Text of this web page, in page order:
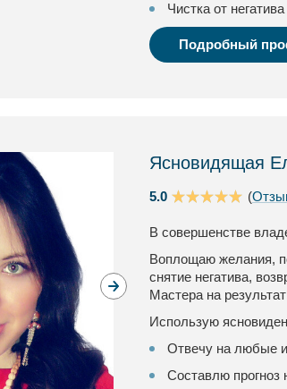
Чистка от негатива
Подробный
Ясновидящая
5.0 (
В совершенстве
Воплощаю желания,
снятие негатива,
Мастера на
Использую
Отвечу на любые
Составлю прогноз